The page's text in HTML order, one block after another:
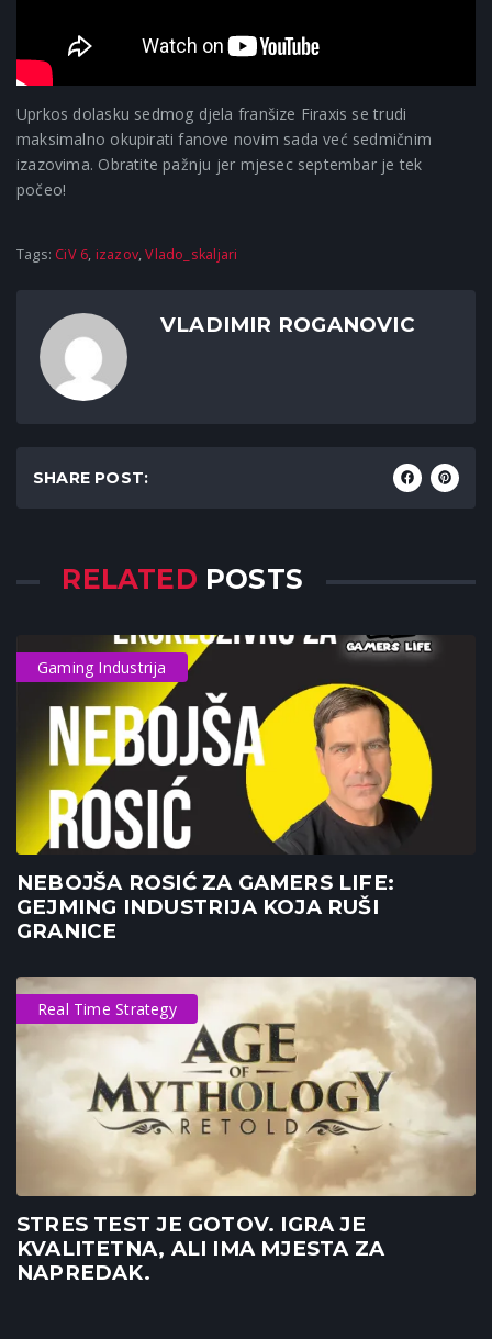
Uprkos dolasku sedmog djela franšize Firaxis se trudi
maksimalno okupirati fanove novim sada već sedmičnim
izazovima. Obratite pažnju jer mjesec septembar je tek
počeo!
Tags: CiV 6, izazov,Vlado_skaljari
VLADIMIR ROGANOVIC
SHARE POST:
RELATED POSTS
Gaming Industrija
NEBOJŠA ROSIĆ ZA GAMERS LIFE:
GEJMING INDUSTRIJA KOJA RUŠI
GRANICE
Real Time Strategy
STRES TEST JE GOTOV. IGRA JE
KVALITETNA, ALI IMA MJESTA ZA
NAPREDAK.